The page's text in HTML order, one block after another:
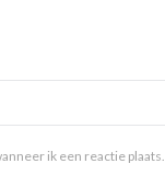
ik een reactie plaats.